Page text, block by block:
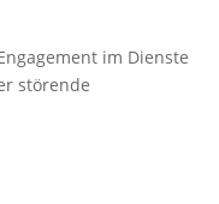
im Dienste
störende